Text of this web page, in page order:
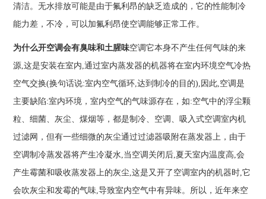
清洁。无水排放可能是由于氟利昂的缺乏造成的，它的性能制冷
能力差，不冷，可以加氟利昂使空调能够正常工作。
为什么开空调会有臭味和土腥味空调它本身不产生任何气味的来
源,这是安装在室内,通过室内蒸发器的机器将在室内环境空气冷热
空气交换(换句话说:室内空气循环,达到制冷的目的),因此,空调是
主要缺陷:室内环境，室内空气的气味源存在，如:空气中的浮尘颗
粒、细菌、灰尘、煤烟等，都是制冷、空调、吸入式空调室内机
过滤网，但有一些细微的灰尘通过过滤器吸附在蒸发器上，由于
空调制冷蒸发器将产生冷凝水,当空调关闭后,夏天室内温度高,会
产生霉菌和吸收蒸发器上的灰尘,这是又开了空调室内的机器时,它
会吹灰尘和发霉的气味,导致室内空气中有异味。所以，近年来空